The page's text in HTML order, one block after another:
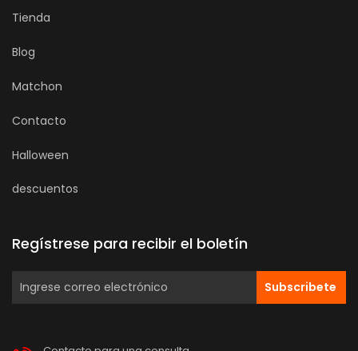
Tienda
Blog
Matchon
Contacto
Halloween
descuentos
Regístrese para recibir el boletín
Subscribete